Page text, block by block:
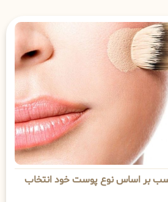
بر اساس نوع پوست خود انتخاب